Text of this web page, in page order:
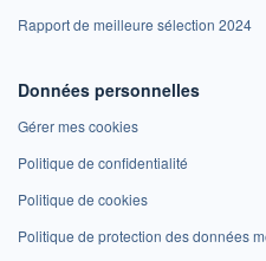
Rapport de meilleure sélection 2024
Données personnelles
Gérer mes cookies
Politique de confidentialité
Politique de cookies
Politique de protection des données